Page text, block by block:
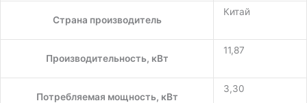
Страна производитель
Китай
Производительность, кВт
11,87
Потребляемая мощность, кВт
3,30